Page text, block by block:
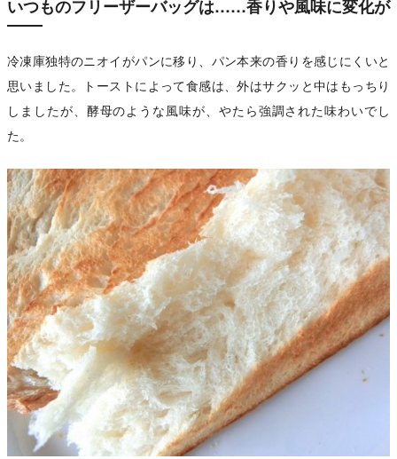
いつものフリーザーバッグは……香りや風味に変化が
冷凍庫独特のニオイがパンに移り、パン本来の香りを感じにくいと
思いました。トーストによって食感は、外はサクッと中はもっちり
しましたが、酵母のような風味が、やたら強調された味わいでし
た。